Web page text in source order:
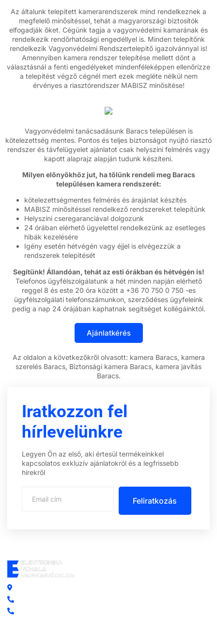
Az általunk telepitett kamerarendszerek mind rendelkeznek a
megfelelő minősitéssel, tehát a magyarországi biztosítók
elfogadják őket. Cégünk tagja a vagyonvédelmi kamarának és
rendelkezik rendőrhatósági engedéllyel is. Minden telepítőnk
rendelkezik Vagyonvédelmi Rendszertelepitő igazolvánnyal is!
Amennyiben kamera rendszer telepítése mellett dönt a
választásnál a fenti engedélyeket mindenféleképpen ellenőrizze
a telepitést végző cégnél mert ezek megléte nélkül nem
érvényes a riasztórendszer MABISZ minősitése!
Vagyonvédelmi tanácsadásunk Baracs településen is
kötelezettség mentes. Pontos és teljes biztonságot nyújtó riasztó
rendszer és távfelügyelet ajánlatot csak helyszíni felmérés vagy
kapott alaprajz alapján tudunk készíteni.
Milyen előnyökhöz jut, ha tőlünk rendeli meg Baracs
településen kamera rendszerét:
kötelezettségmentes felmérés és árajánlat készítés
MABISZ minősitéssel rendelkező rendszereket telepítünk
Helyszíni cseregaranciával dolgozunk
24 órában elérhető ügyelettel rendelkezünk az esetleges
hibák kezelésére
Igény esetén hétvégén vagy éjjel is elvégezzük a
rendszerek telepitését
Segítünk! Állandóan, tehát az esti órákban és hétvégén is!
Telefonos ügyfélszolgálatunk a hét minden napján elérhető
reggel 8 és este 20 óra között a +36 70 750 0 750 -es
ügyfélszolgálati telefonszámunkon, szerződéses ügyfeleink
pedig a nap 24 órájában kaphatnak segítséget kollégáinktól.
Az oldalon a következőkről olvasott: kamera Baracs, kamera
szerelés Baracs, Biztonsági kamera Baracs, kamera javítás
Baracs.
Iratkozzon fel
hírlevelünkre
Legyen Ön az első, aki értesül termékeinkkel
kapcsolatos exkluzív ajánlatokról és a legfrissebb
hírekről
Feliratkozás